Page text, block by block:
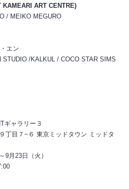
ART CENTRE)
/ MEIKO MEGURO
エン
STUDIO /KALKUL / COCO STAR SIMS
ギャラリー３
丁目７−６ 東京ミッドタウン ミッドタ
9月23日（火）